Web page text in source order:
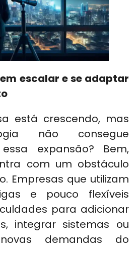
escalar e se adaptar
está crescendo, mas
não consegue
expansão? Bem,
com um obstáculo
Empresas que utilizam
e pouco flexíveis
para adicionar
integrar sistemas ou
demandas do